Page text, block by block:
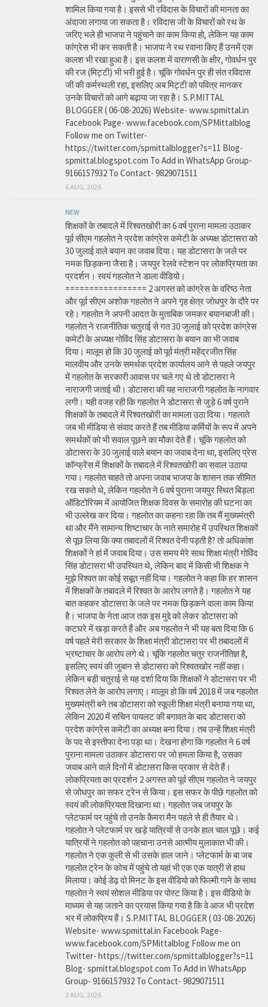
शामिल किया गया है। इससे भी रविदास के विचारों की मानता का
अंदाजा लगाया जा सकता है। रविदास जी के विचारों को रथ के
जरिए भले ही भाजपा ने पहुंचाने का काम किया हो, लेकिन यह काम
कांग्रेस भी कर सकती है। भाजपा ने रथ रवाना किए हैं उनमें एक
कलश भी रखा हुआ है। इस कलश में वाराणसी के क्षीर, गोवर्धन पुर
की रज (मिट्टी) भी भरी हुई है। चूंकि गोवर्धन पुर ही संत रविदास
जी की कर्मस्थली रहा, इसलिए अब मिट्टी को पवित्र मानकर
उनके विचारों को आगे बढ़ाया जा रहा है। S.P.MITTAL
BLOGGER ( 06-08-2026) Website- www.spmittal.in
Facebook Page- www.facebook.com/SPMittalblog
Follow me on Twitter-
https://twitter.com/spmittalblogger?s=11 Blog-
spmittal.blogspot.com To Add in WhatsApp Group-
9166157932 To Contact- 9829071511
6 AUG, 2026
NEW
शिक्षकों के तबादले में रिश्वतखोरी का 6 वर्ष पुराना मामला उठाकर
पूर्व सीएम गहलोत ने प्रदेश कांग्रेस कमेटी के अध्यक्ष डोटासरा को
30 जुलाई वाले बयान का जवाब दिया। यह डोटासरा के जले पर
नमक छिड़कना जैसा है। जयपुर रेलवे स्टेशन पर लोकप्रियता का
प्रदर्शन। स्वयं गहलोत ने डाला वीडियो।
================= 2 अगस्त को कांग्रेस के वरिष्ठ नेता
और पूर्व सीएम अशोक गहलोत ने अपने गृह क्षेत्र जोधपुर के दौरे पर
रहे। गहलोत ने अपनी आदत के मुताबिक जमकर बयानबाजी की।
गहलोत ने राजनीतिक चतुराई से गत 30 जुलाई को प्रदेश कांग्रेस
कमेटी के अध्यक्ष गोविंद सिंह डोटासरा के बयान का भी जवाब
दिया। मालूम हो कि 30 जुलाई को पूर्व मंत्री महेंद्रजीत सिंह
मालवीय और उनके समर्थक प्रदेश कार्यालय आने से पहले जयपुर
में गहलोत के सरकारी आवास पर चले गए थे तो डोटासरा ने
नाराजगी जताई थी। डोटासरा की यह नाराजगी गहलोत के नागवार
लगी। यही वजह रही कि गहलोत ने डोटासरा से जुड़े 6 वर्ष पुराने
शिक्षकों के तबादले में रिश्वतखोरी का मामला उठा दिया। गहलाते
जब भी मीडिया से संवाद करते हैं तब मीडिया कर्मियों के रूप में अपने
समर्थकों को भी सवाल पूछने का मौका देते हैं। चूंकि गहलोत को
डोटासरा के 30 जुलाई वाले बयान का जवाब देना था, इसलिए प्रेस
कॉन्फ्रेंस में शिक्षकों के तबादले में रिश्वतखोरी का सवाल उठाया
गया। गहलोत चाहते तो अपना जवाब भाजपा के शासन तक सीमित
रख सकते थे, लेकिन गहलोत ने 6 वर्ष पुराना जयपुर स्थित बिड़ला
ऑडिटोरियम में आयोजित शिक्षक दिवस के समारोह की घटना का
भी उल्लेख कर दिया। गहलोत का कहना रहा कि तब मैं मुख्यमंत्री
था और मैंने सामान्य शिष्टाचार के नाते समारोह में उपस्थित शिक्षकों
से पूछ लिया कि क्या तबादलों में रिश्वत देनी पड़ती है? तो अधिकांश
शिक्षकों ने हां में जवाब दिया। उस समय मेरे साथ शिक्षा मंत्री गोविंद
सिंह डोटासरा भी उपस्थित थे, लेकिन बाद में किसी भी शिक्षक ने
मुझे रिश्वत का कोई सबूत नहीं दिया। गहलोत ने कहा कि हर शासन
में शिक्षकों के तबादले में रिश्वत के आरोप लगते है। गहलोत ने यह
बात कहकर डोटासरा के जले पर नमक छिड़कने वाला काम किया
है। भाजपा के नेता आज तक इस मुद्दे को लेकर डोटासरा को
कटघरे में खड़ा करते हैं और अब गहलोत ने भी यह बता दिया कि 6
वर्ष पहले मेरी सरकार के शिक्षा मंत्री डोटासरा पर भी तबादलों में
भ्रष्टाचार के आरोप लगे थे। चूंकि गहलोत चतुर राजनीतिज्ञ है,
इसलिए स्वयं की जुबान से डोटासरा को रिश्वतखोर नहीं कहा।
लेकिन बड़ी चतुराई से यह दर्शा दिया कि शिक्षकों ने डोटासरा पर भी
रिश्वत लेने के आरोप लगाए। मालूम हो कि वर्ष 2018 में जब गहलोत
मुख्यमंत्री बने तब डोटासरा को स्कूली शिक्षा मंत्री बनाया गया था,
लेकिन 2020 में सचिन पायलट की बगावत के बाद डोटासरा को
प्रदेश कांग्रेस कमेटी का अध्यक्ष बना दिया। तब उन्हें शिक्षा मंत्री
के पद से इस्तीफा देना पड़ा था। देखना होगा कि गहलोत ने 6 वर्ष
पुराना मामला उठाकर डोटासरा पर जो हमला किया है, उसका
जवाब आने वाले दिनों में डोटासरा किस प्रकार से देते हैं।
लोकप्रियता का प्रदर्शन 2 अगस्त को पूर्व सीएम गहलोत ने जयपुर
से जोधपुर का सफर ट्रेन से किया। इस सफर के पीछे गहलोत को
स्वयं की लोकप्रियता दिखाना था। गहलोत जब जयपुर के
प्लेटफार्म पर पहुंचे तो उनके कैमरा मैन पहले से ही तैयार थे।
गहलोत ने प्लेटफार्म पर खड़े यात्रियों से उनके हाल चाल पूछे। कई
यात्रियों ने गहलोत को पहचाना उनसे आत्मीय मुलाकात भी की।
गहलोत ने एक कुली से भी उसके हाल जाने। प्लेटफार्म के बा जब
गहलोत ट्रेन के कोच में पहुंचे तो यहां भी एक एक यात्री से हाथ
मिलाया। कोई डेढ़ दो मिनट के इस वीडियो को फिल्मी गाने के साथ
गहलोत ने स्वयं सोशल मीडिया पर पोस्ट किया है। इस वीडियो के
माध्यम से यह जताने का प्रयास किया गया है कि वे आज भी प्रदेश
भर में लोकप्रिय हैं। S.P.MITTAL BLOGGER ( 03-08-2026)
Website- www.spmittal.in Facebook Page-
www.facebook.com/SPMittalblog Follow me on
Twitter- https://twitter.com/spmittalblogger?s=11
Blog- spmittal.blogspot.com To Add in WhatsApp
Group- 9166157932 To Contact- 9829071511
3 AUG, 2026